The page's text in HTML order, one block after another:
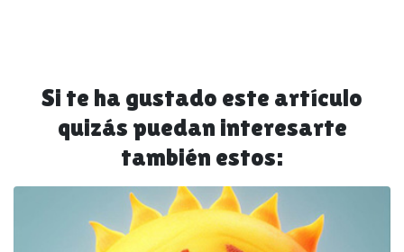
Si te ha gustado este artículo
quizás puedan interesarte
también estos: